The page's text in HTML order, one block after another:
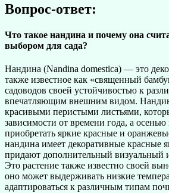
Вопрос-ответ:
Что такое нандина и почему она
выбором для сада?
Нандина (Nandina domestica) — это
также известное как «священный
садоводов своей устойчивостью к
впечатляющим внешним видом.
красивыми перистыми листьями,
зависимости от времени года, а
приобретать яркие красные и
нандина имеет декоративные красные
придают дополнительный визуальный
Это растение также известно своей
оно может выдерживать низкие
адаптироваться к различным типам